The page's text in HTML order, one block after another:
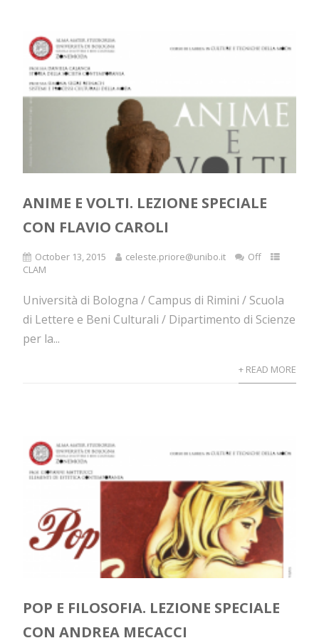
ANIME E VOLTI. LEZIONE SPECIALE
CON FLAVIO CAROLI
October 13, 2015 celeste.priore@unibo.it
Off
CLAM
Università di Bologna / Campus di Rimini / Scuola
di Lettere e Beni Culturali / Dipartimento di Scienze
per la...
+ READ MORE
POP E FILOSOFIA. LEZIONE SPECIALE
CON ANDREA MECACCI